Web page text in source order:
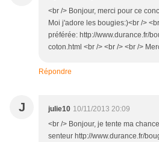
<br /> Bonjour, merci pour ce
Moi j'adore les bougies:)<br />
préférée: http://www.durance.fr/
coton.html <br /> <br /> <br />
Répondre
J julie10 10/11/2013 20:09
<br /> Bonjour, je tente ma
senteur http://www.durance.fr/